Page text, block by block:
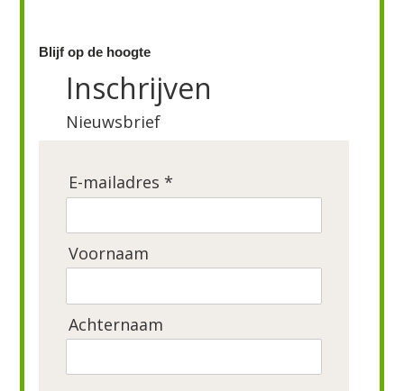
Blijf op de hoogte
Inschrijven
Nieuwsbrief
E-mailadres *
Voornaam
Achternaam